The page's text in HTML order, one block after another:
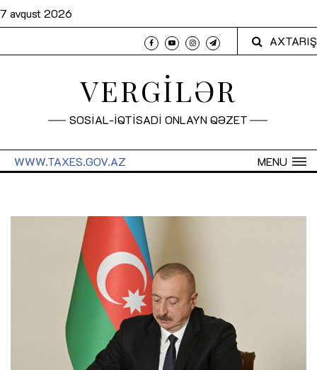
7 avqust 2026
AXTARIŞ
VERGİLƏR
SOSİAL-İQTİSADİ ONLAYN QƏZET
MENU
WWW.TAXES.GOV.AZ